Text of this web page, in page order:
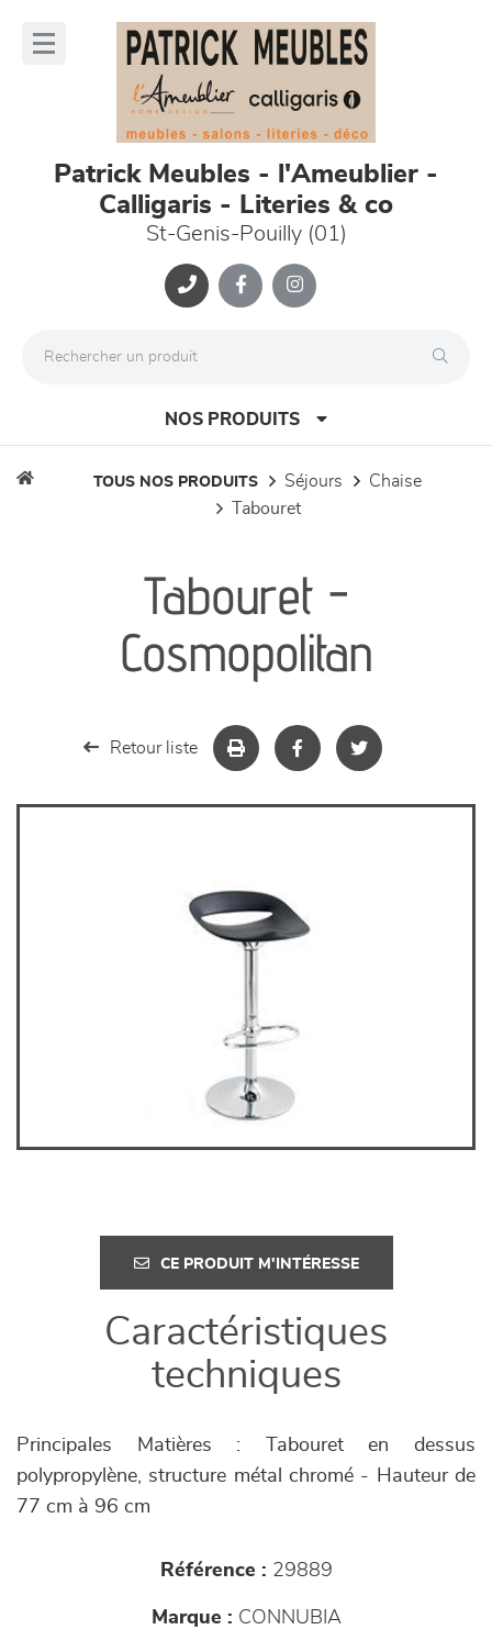
Patrick Meubles - l'Ameublier -
Calligaris - Literies & co
St-Genis-Pouilly (01)
NOS PRODUITS
meubles de complément
TOUS NOS PRODUITS séjours
chaise
tabouret
Tabouret -
Cosmopolitan
Retour liste
CE PRODUIT M'INTÉRESSE
Caractéristiques
techniques
Principales Matières : Tabouret en dessus
polypropylène, structure métal chromé - Hauteur de
77 cm à 96 cm
Référence : 29889
Marque : CONNUBIA